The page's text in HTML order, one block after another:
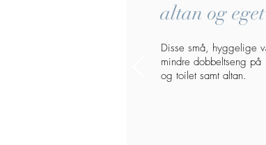
altan og
Disse små, hyggelige
mindre dobbeltseng
og toilet samt altan.